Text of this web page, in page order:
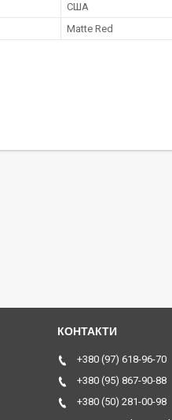
США
Matte Red
+380 (97) 618-96-70
+380 (95) 867-90-88
+380 (50) 281-00-98